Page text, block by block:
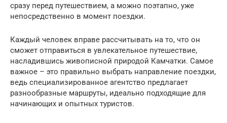
сразу перед путешествием, а можно поэтапно, уже
непосредственно в момент поездки.
Каждый человек вправе рассчитывать на то, что он
сможет отправиться в увлекательное путешествие,
насладившись живописной природой Камчатки. Самое
важное – это правильно выбрать направление поездки,
ведь специализированное агентство предлагает
разнообразные маршруты, идеально подходящие для
начинающих и опытных туристов.